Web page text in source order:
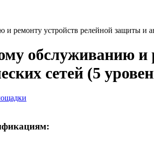
ремонту устройств релейной защиты и
обслуживанию
сетей (5